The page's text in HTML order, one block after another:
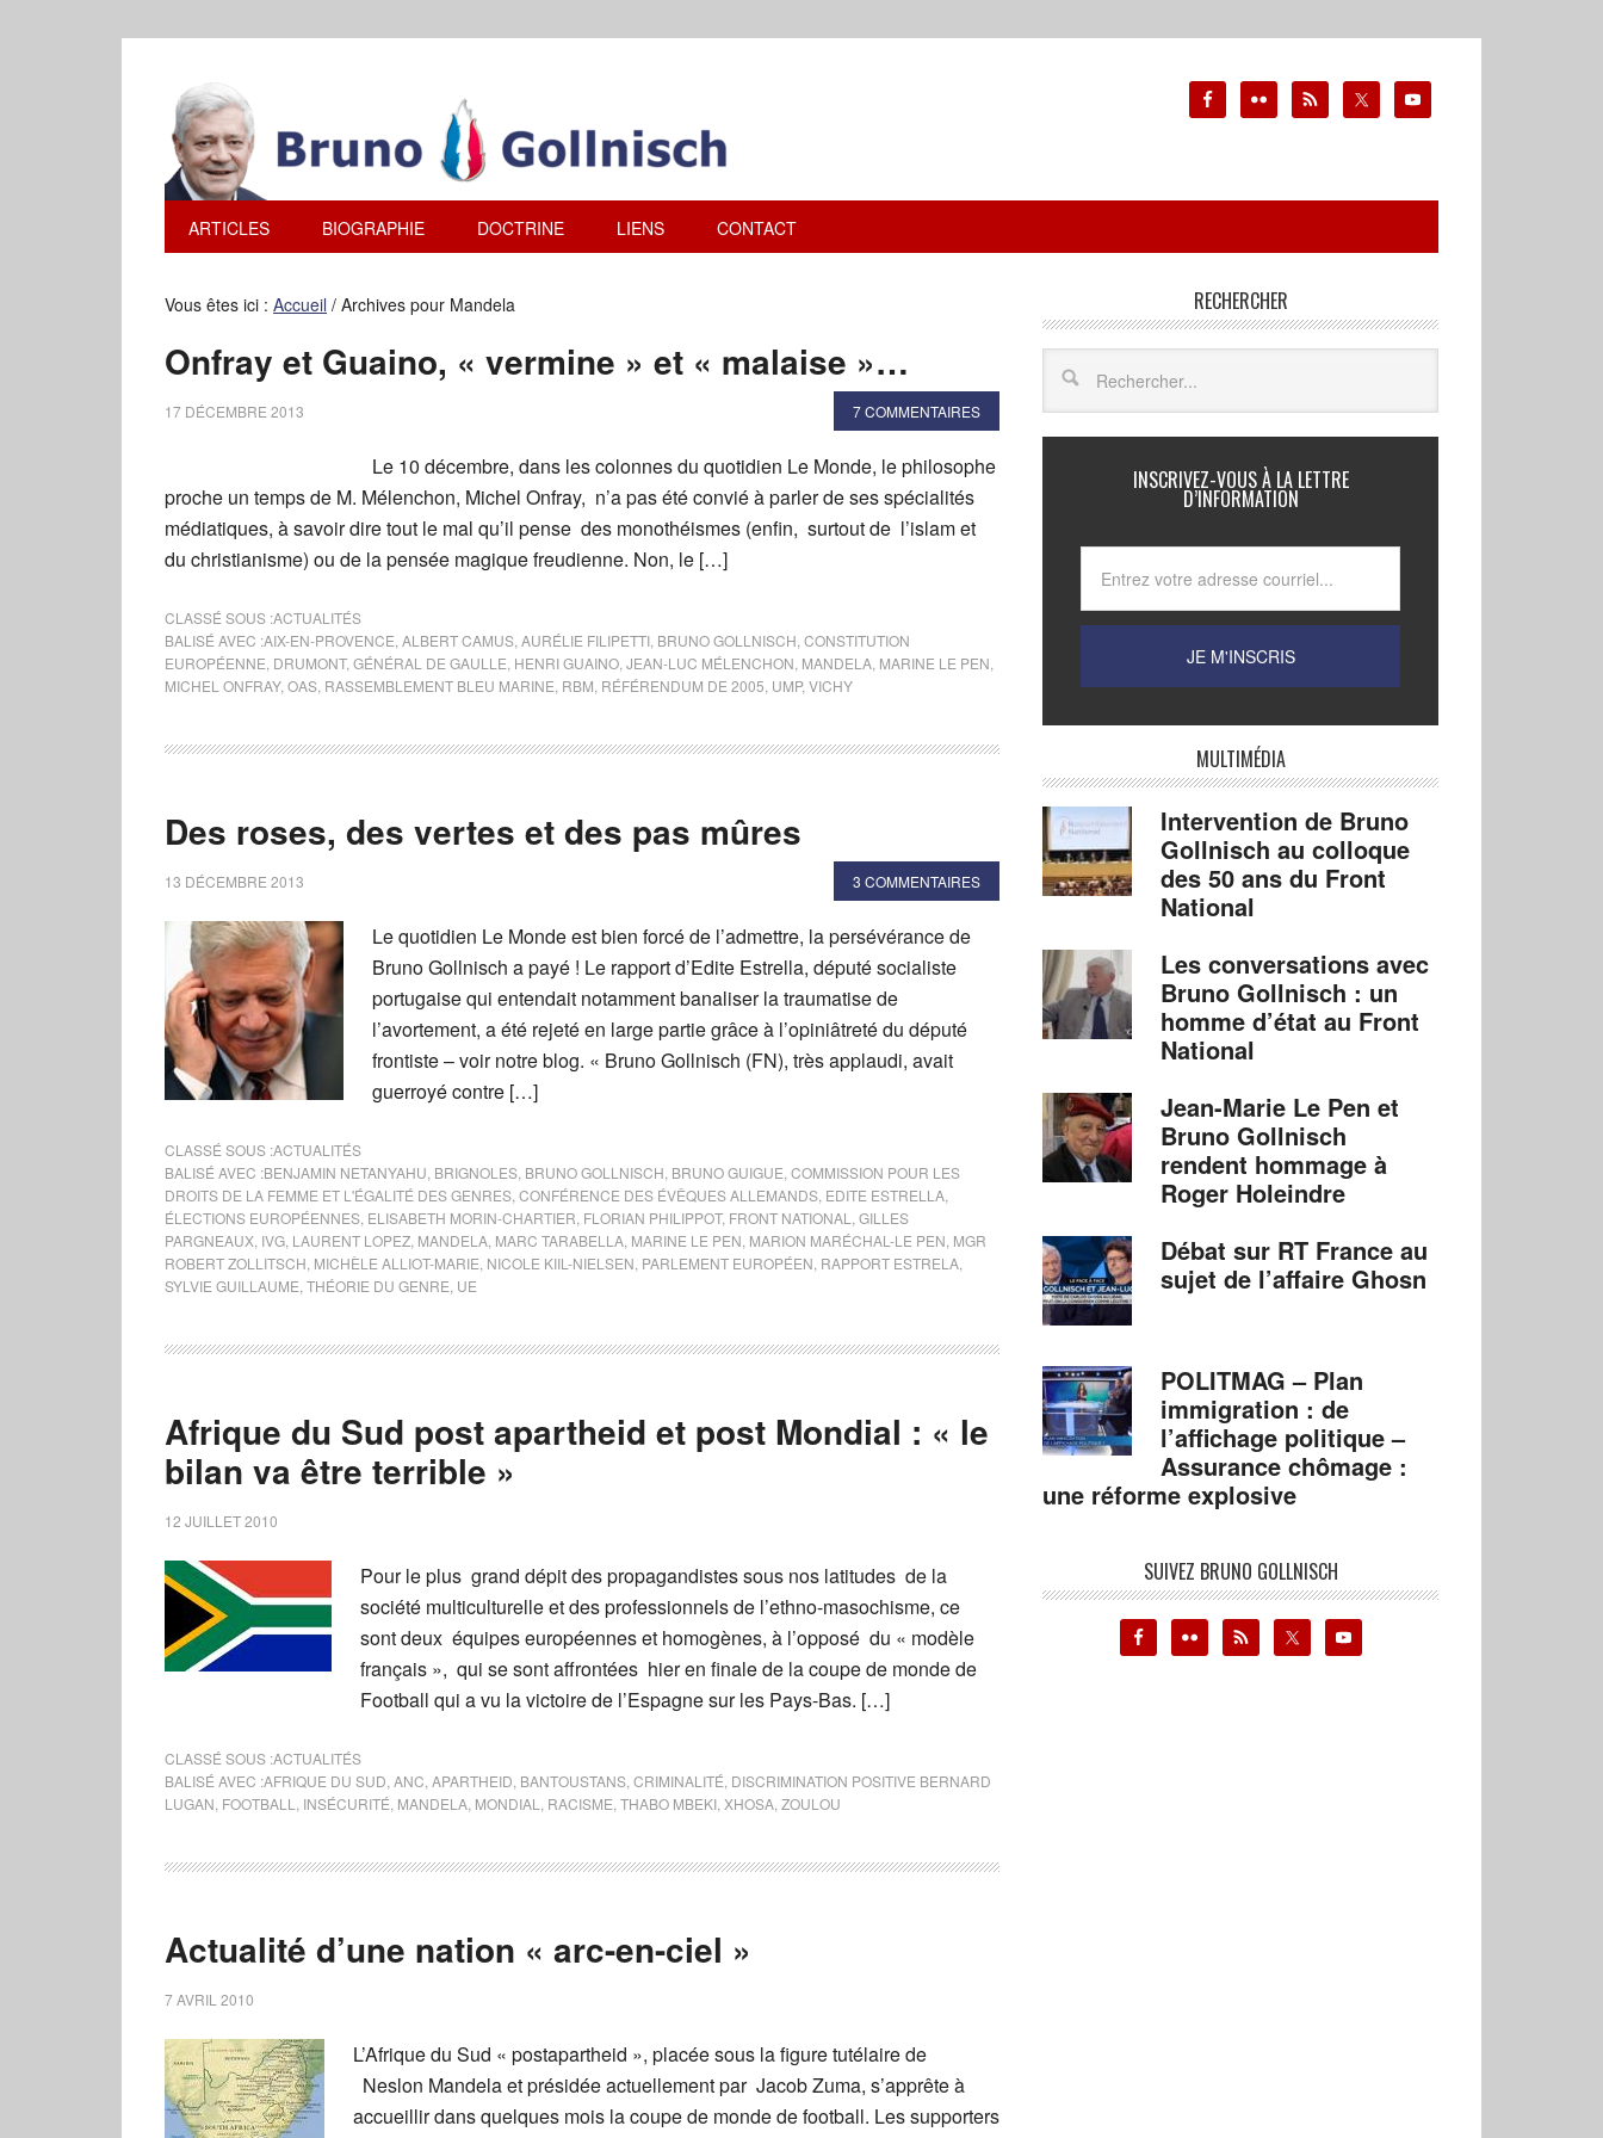
ARTICLES BIOGRAPHIE DOCTRINE LIENS CONTACT
Vous êtes ici : Accueil / Archives pour Mandela
Onfray et Guaino, « vermine » et « malaise »…
17 DÉCEMBRE 2013 7 COMMENTAIRES
Le 10 décembre, dans les colonnes du quotidien Le Monde, le philosophe
proche un temps de M. Mélenchon, Michel Onfray, n’a pas été convié à parler de ses spécialités
médiatiques, à savoir dire tout le mal qu’il pense des monothéismes (enfin, surtout de l’islam et
du christianisme) ou de la pensée magique freudienne. Non, le […]
CLASSÉ SOUS :ACTUALITÉS
BALISÉ AVEC :AIX-EN-PROVENCE ALBERT CAMUS AURÉLIE FILIPETTI BRUNO GOLLNISCH CONSTITUTION
EUROPÉENNE DRUMONT, GÉNÉRAL DE GAULLE HENRI GUAINO JEAN-LUC MÉLENCHON MANDELA MARINE LE PEN
MICHEL ONFRAY, OAS RASSEMBLEMENT BLEU MARINE RBM RÉFÉRENDUM DE 2005 UMP, VICHY
Des roses, des vertes et des pas mûres
13 DÉCEMBRE 2013 3 COMMENTAIRES
Le quotidien Le Monde est bien forcé de l’admettre, la persévérance de
Bruno Gollnisch a payé ! Le rapport d’Edite Estrella, député socialiste
portugaise qui entendait notamment banaliser la traumatise de
l’avortement, a été rejeté en large partie grâce à l’opiniâtreté du député
frontiste – voir notre blog. « Bruno Gollnisch (FN), très applaudi, avait
guerroyé contre […]
CLASSÉ SOUS :ACTUALITÉS
BALISÉ AVEC :BENJAMIN NETANYAHU BRIGNOLES BRUNO GOLLNISCH BRUNO GUIGUE COMMISSION POUR LES
DROITS DE LA FEMME ET L'ÉGALITÉ DES GENRES CONFÉRENCE DES ÉVÊQUES ALLEMANDS EDITE ESTRELLA
ÉLECTIONS EUROPÉENNES ELISABETH MORIN-CHARTIER FLORIAN PHILIPPOT, FRONT NATIONAL
GILLES
PARGNEAUX IVG LAURENT LOPEZ MANDELA MARC TARABELLA MARINE LE PEN MARION MARÉCHAL-LE PEN MGR
ROBERT ZOLLITSCH MICHÈLE ALLIOT-MARIE NICOLE KIIL-NIELSEN PARLEMENT EUROPÉEN RAPPORT ESTRELA
SYLVIE GUILLAUME THÉORIE DU GENRE UE
Afrique du Sud post apartheid et post Mondial : « le
bilan va être terrible »
12 JUILLET 2010
Pour le plus grand dépit des propagandistes sous nos latitudes de la
société multiculturelle et des professionnels de l’ethno-masochisme, ce
sont deux équipes européennes et homogènes, à l’opposé du « modèle
français », qui se sont affrontées hier en finale de la coupe de monde de
Football qui a vu la victoire de l’Espagne sur les Pays-Bas. […]
CLASSÉ SOUS :ACTUALITÉS
BALISÉ AVEC :AFRIQUE DU SUD ANC APARTHEID BANTOUSTANS CRIMINALITÉ DISCRIMINATION POSITIVE BERNARD
LUGAN FOOTBALL INSÉCURITÉ MANDELA MONDIAL RACISME THABO MBEKI XHOSA ZOULOU
Actualité d’une nation « arc-en-ciel »
7 AVRIL 2010
L’Afrique du Sud « postapartheid », placée sous la figure tutélaire de
Neslon Mandela et présidée actuellement par Jacob Zuma, s’apprête à
accueillir dans quelques mois la coupe de monde de football. Les supporters
RECHERCHER
INSCRIVEZ-VOUS À LA LETTRE
D’INFORMATION
MULTIMÉDIA
Intervention de Bruno
Gollnisch au colloque
des 50 ans du Front
National
Les conversations avec
Bruno Gollnisch : un
homme d’état au Front
National
Jean-Marie Le Pen et
Bruno Gollnisch
rendent hommage à
Roger Holeindre
Débat sur RT France au
sujet de l’affaire Ghosn
POLITMAG – Plan
immigration : de
l’affichage politique –
Assurance chômage :
une réforme explosive
SUIVEZ BRUNO GOLLNISCH